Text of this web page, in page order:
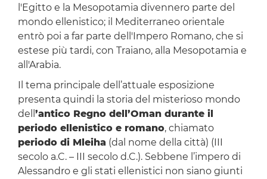
l'Egitto e la Mesopotamia divennero parte del
mondo ellenistico; il Mediterraneo orientale
entrò poi a far parte dell'Impero Romano, che si
estese più tardi, con Traiano, alla Mesopotamia e
all'Arabia.
Il tema principale dell’attuale esposizione
presenta quindi la storia del misterioso mondo
dell ’antico Regno dell’Oman durante il
periodo ellenistico e romano, chiamato
periodo di Mleiha (dal nome della città) (III
secolo a.C. – III secolo d.C.). Sebbene l’impero di
Alessandro e gli stati ellenistici non siano giunti